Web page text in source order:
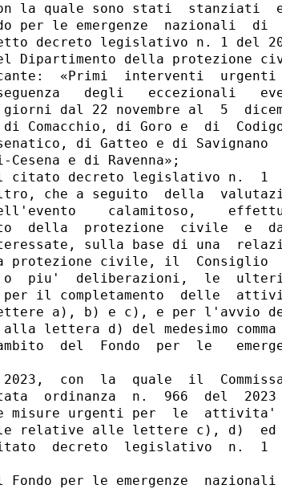
la quale sono stati  stanziati
per le emergenze  nazionali  di
decreto legislativo n. 1 del
Dipartimento della protezione
«Primi  interventi
degli   eccezionali
dal 22 novembre al  5
Comacchio, di Goro e  di
di Gatteo e di Savignano
e di Ravenna»;
citato decreto legislativo n.  1
che a seguito  della
calamitoso,
della  protezione  civile  e
sulla base di una
protezione civile, il  Consiglio
o  piu'  deliberazioni,  le
per il completamento  delle
a), b) e c), e per l'avvio
lettera d) del medesimo comma
del  Fondo  per  le
con  la  quale  il
ordinanza  n.  966  del  2023
misure urgenti per  le
relative alle lettere c), d)  ed
decreto  legislativo  n.  1
Fondo per le emergenze  nazionali